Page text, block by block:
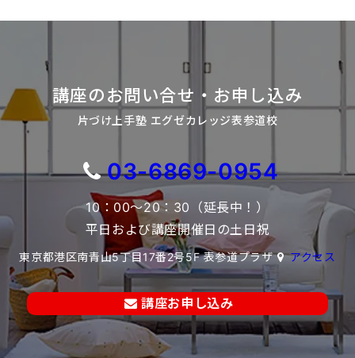
講座のお問い合せ・お申し込み
片づけ上手塾 エグゼカレッジ表参道校
03-6869-0954
10：00～20：30（延長中！）
平日および講座開催日の土日祝
東京都港区南青山5丁目17番2号5F 表参道プラザ アクセス
講座お申し込み